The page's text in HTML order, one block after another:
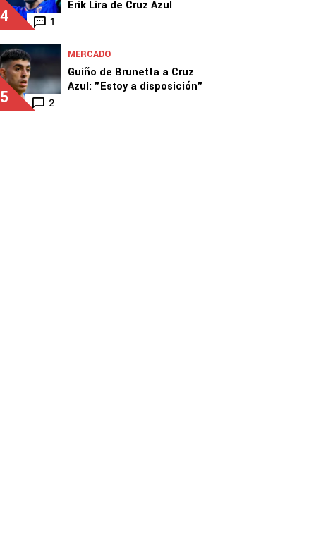
4 1
Erik Lira de Cruz Azul
5 2
MERCADO
Guiño de Brunetta a Cruz
Azul: "Estoy a disposición"